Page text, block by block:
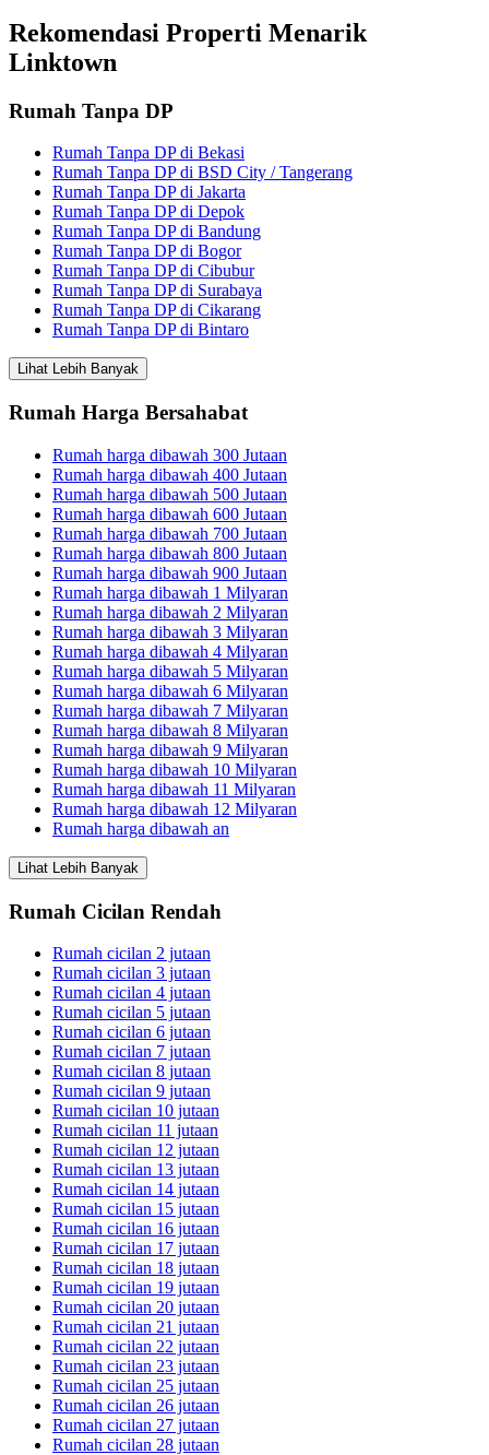
Rekomendasi Properti Menarik
Linktown
Rumah Tanpa DP
Rumah Tanpa DP di Bekasi
Rumah Tanpa DP di BSD City / Tangerang
Rumah Tanpa DP di Jakarta
Rumah Tanpa DP di Depok
Rumah Tanpa DP di Bandung
Rumah Tanpa DP di Bogor
Rumah Tanpa DP di Cibubur
Rumah Tanpa DP di Surabaya
Rumah Tanpa DP di Cikarang
Rumah Tanpa DP di Bintaro
Lihat Lebih Banyak
Rumah Harga Bersahabat
Rumah harga dibawah 300 Jutaan
Rumah harga dibawah 400 Jutaan
Rumah harga dibawah 500 Jutaan
Rumah harga dibawah 600 Jutaan
Rumah harga dibawah 700 Jutaan
Rumah harga dibawah 800 Jutaan
Rumah harga dibawah 900 Jutaan
Rumah harga dibawah 1 Milyaran
Rumah harga dibawah 2 Milyaran
Rumah harga dibawah 3 Milyaran
Rumah harga dibawah 4 Milyaran
Rumah harga dibawah 5 Milyaran
Rumah harga dibawah 6 Milyaran
Rumah harga dibawah 7 Milyaran
Rumah harga dibawah 8 Milyaran
Rumah harga dibawah 9 Milyaran
Rumah harga dibawah 10 Milyaran
Rumah harga dibawah 11 Milyaran
Rumah harga dibawah 12 Milyaran
Rumah harga dibawah an
Lihat Lebih Banyak
Rumah Cicilan Rendah
Rumah cicilan 2 jutaan
Rumah cicilan 3 jutaan
Rumah cicilan 4 jutaan
Rumah cicilan 5 jutaan
Rumah cicilan 6 jutaan
Rumah cicilan 7 jutaan
Rumah cicilan 8 jutaan
Rumah cicilan 9 jutaan
Rumah cicilan 10 jutaan
Rumah cicilan 11 jutaan
Rumah cicilan 12 jutaan
Rumah cicilan 13 jutaan
Rumah cicilan 14 jutaan
Rumah cicilan 15 jutaan
Rumah cicilan 16 jutaan
Rumah cicilan 17 jutaan
Rumah cicilan 18 jutaan
Rumah cicilan 19 jutaan
Rumah cicilan 20 jutaan
Rumah cicilan 21 jutaan
Rumah cicilan 22 jutaan
Rumah cicilan 23 jutaan
Rumah cicilan 25 jutaan
Rumah cicilan 26 jutaan
Rumah cicilan 27 jutaan
Rumah cicilan 28 jutaan